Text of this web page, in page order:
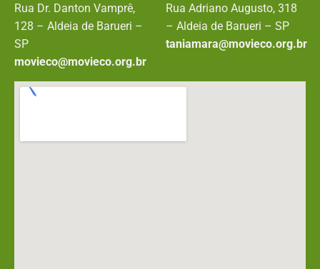
Rua Dr. Danton Vamprê,
128 – Aldeia de Barueri –
SP
movieco@movieco.org.br
Rua Adriano Augusto, 318
– Aldeia de Barueri – SP
taniamara@movieco.org.br